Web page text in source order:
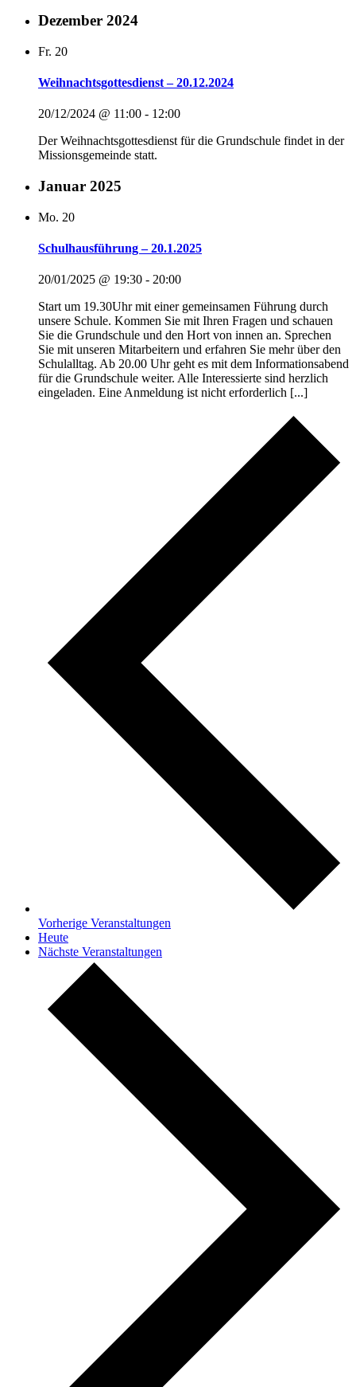
Dezember 2024
Fr. 20
Weihnachtsgottesdienst – 20.12.2024
20/12/2024 @ 11:00 - 12:00
Der Weihnachtsgottesdienst für die Grundschule findet in der
Missionsgemeinde statt.
Januar 2025
Mo. 20
Schulhausführung – 20.1.2025
20/01/2025 @ 19:30 - 20:00
Start um 19.30Uhr mit einer gemeinsamen Führung durch
unsere Schule. Kommen Sie mit Ihren Fragen und schauen
Sie die Grundschule und den Hort von innen an. Sprechen
Sie mit unseren Mitarbeitern und erfahren Sie mehr über den
Schulalltag. Ab 20.00 Uhr geht es mit dem Informationsabend
für die Grundschule weiter. Alle Interessierte sind herzlich
eingeladen. Eine Anmeldung ist nicht erforderlich [...]
Vorherige Veranstaltungen
Heute
Nächste Veranstaltungen